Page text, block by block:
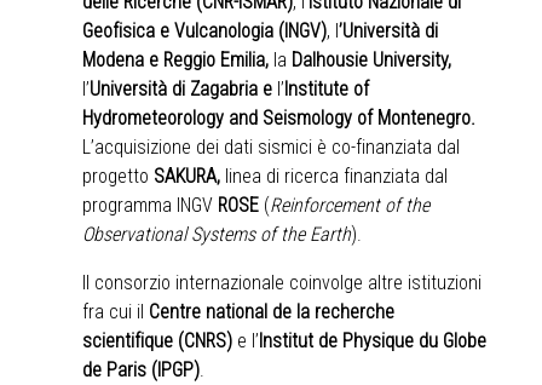
Geofisica e Vulcanologia (INGV), l’Università di
Modena e Reggio Emilia, la Dalhousie University,
l’Università di Zagabria e l’Institute of
Hydrometeorology and Seismology of Montenegro.
L’acquisizione dei dati sismici è co-finanziata dal
progetto SAKURA, linea di ricerca finanziata dal
programma INGV ROSE (Reinforcement of the
Observational Systems of the Earth).
Il consorzio internazionale coinvolge altre istituzioni
fra cui il Centre national de la recherche
scientifique (CNRS) e l’Institut de Physique du Globe
de Paris (IPGP).